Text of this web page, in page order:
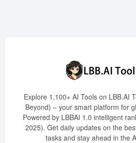
Explore 1,100+ AI Tools on LBB.AI
Beyond) – your smart platform for
Powered by LBBAI 1.0 intelligent
2025). Get daily updates on the
tasks and stay ahead in the